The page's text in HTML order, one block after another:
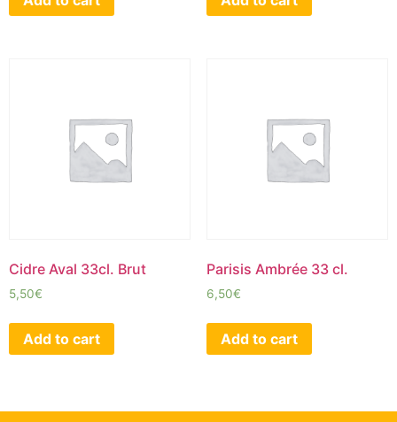
Cidre Aval 33cl. Brut
5,50€
Add to cart
Parisis Ambrée 33 cl.
6,50€
Add to cart